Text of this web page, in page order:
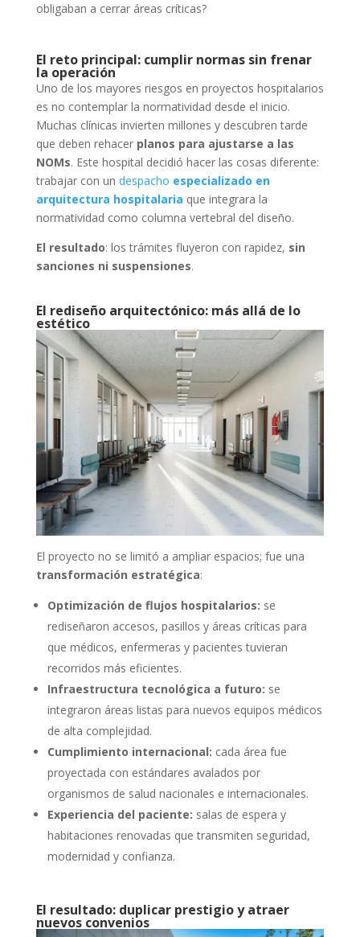
obligaban a cerrar áreas críticas?
El reto principal: cumplir normas sin frenar
la operación
Uno de los mayores riesgos en proyectos hospitalarios
es no contemplar la normatividad desde el inicio.
Muchas clínicas invierten millones y descubren tarde
que deben rehacer planos para ajustarse a las
NOMs. Este hospital decidió hacer las cosas diferente:
trabajar con un despacho especializado en
arquitectura hospitalaria que integrara la
normatividad como columna vertebral del diseño.
El resultado: los trámites fluyeron con rapidez, sin
sanciones ni suspensiones.
El rediseño arquitectónico: más allá de lo
estético
El proyecto no se limitó a ampliar espacios; fue una
transformación estratégica:
Optimización de flujos hospitalarios: se
rediseñaron accesos, pasillos y áreas críticas para
que médicos, enfermeras y pacientes tuvieran
recorridos más eficientes.
Infraestructura tecnológica a futuro: se
integraron áreas listas para nuevos equipos médicos
de alta complejidad.
Cumplimiento internacional: cada área fue
proyectada con estándares avalados por
organismos de salud nacionales e internacionales.
Experiencia del paciente: salas de espera y
habitaciones renovadas que transmiten seguridad,
modernidad y confianza.
El resultado: duplicar prestigio y atraer
nuevos convenios